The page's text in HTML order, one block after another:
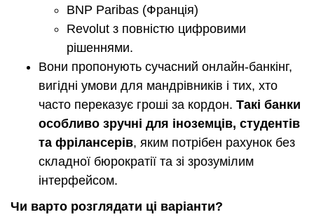
BNP Paribas (Франція)
Revolut з повністю цифровими
рішеннями.
Вони пропонують сучасний онлайн-банкінг,
вигідні умови для мандрівників і тих, хто
часто переказує гроші за кордон. Такі банки
особливо зручні для іноземців, студентів
та фрілансерів, яким потрібен рахунок без
складної бюрократії та зі зрозумілим
інтерфейсом.
Чи варто розглядати ці варіанти?